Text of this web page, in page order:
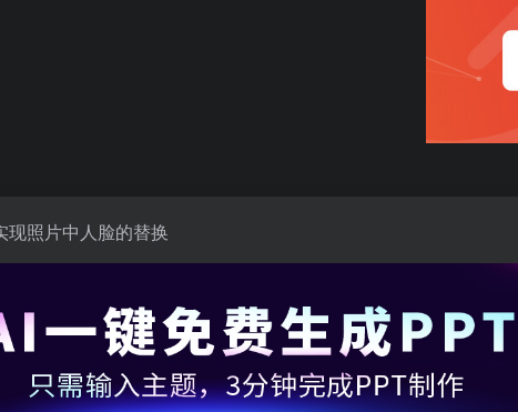
现照片中人脸的替换